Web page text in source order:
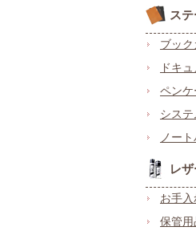
ス
ブッ
ドキ
ペンケ
シス
ノー
レ
お手
保管用